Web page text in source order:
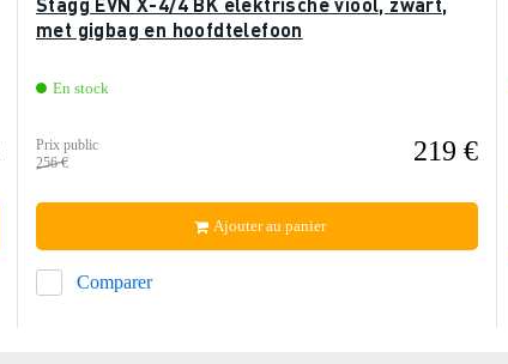
met gigbag en hoofdtelefoon
En stock
Prix public
256 €
219 €
Comparer
Ajouter au panier